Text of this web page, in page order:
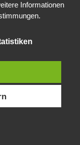
Nutzung dieser
zu.
Informationen